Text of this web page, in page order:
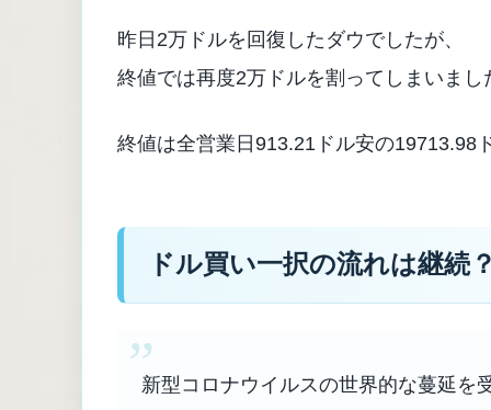
昨日2万ドルを回復したダウでしたが、
終値では再度2万ドルを割ってしまいまし
終値は全営業日913.21ドル安の19713.98
ドル買い一択の流れは継続
新型コロナウイルスの世界的な蔓延を